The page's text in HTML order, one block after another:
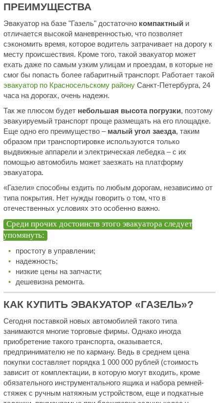
ПРЕИМУЩЕСТВА
Эвакуатор на базе "Газель" достаточно компактныйи
отличается высокой маневренностью, что позволяет
сэкономить время, которое водитель затрачивает на дорогу к
месту происшествия. Кроме того, такой эвакуатор может
ехать даже по самым узким улицам и проездам, в которые не
смог бы попасть более габаритный транспорт. Работает такой
эвакуатор по Красносельскому районуСанкт-Петербурга, 24
часа на дорогах, очень надежн.
Так же плюсом будет небольшая высота погрузки, поэтому
эвакуируемый транспорт проще размещать на его площадке.
Еще одно его преимущество – малый угол заезда, таким
образом при транспортировке используются только
выдвижные аппарели и электрическая лебедка – с их
помощью автомобиль может заезжать на платформу
эвакуатора.
«Газели» способны ездить по любым дорогам, независимо от
типа покрытия. Нет нужды говорить о том, что в
отечественных условиях это особенно важно.
Среди прочих достоинств этого эвакуатора следует
упомянуть:
простоту в управлении;
надежность;
низкие цены на запчасти;
дешевизна ремонта.
КАК КУПИТЬ ЭВАКУАТОР «ГАЗЕЛЬ»?
Сегодня поставкой новых автомобилей такого типа
занимаются многие торговые фирмы. Однако иногда
приобретение такого транспорта, оказывается,
предпринимателю не по карману. Ведь в среднем цена
покупки составляет порядка 1 000 000 рублей (стоимость
зависит от комплектации, в которую могут входить, кроме
обязательного инструментального ящика и набора ремней-
стяжек с ручным натяжным устройством, еще и подкатные